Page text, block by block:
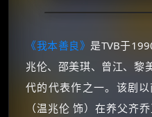
《我本善良》 是TVB于
兆伦、邵美琪、曾江、黎
代的代表作之一。该剧
（温兆伦 饰）在养父齐